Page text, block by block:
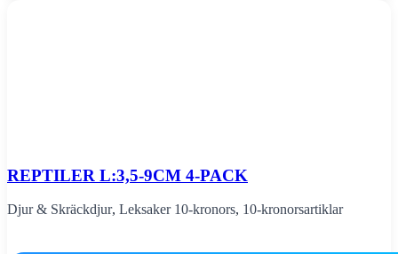
REPTILER L:3,5-9CM 4-PACK
Djur & Skräckdjur, Leksaker 10-kronors, 10-kronorsartiklar